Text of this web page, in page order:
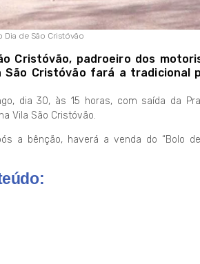
de São Cristóvão
Cristóvão, padroeiro dos
Cristóvão fará a tradicional
dia 30, às 15 horas, com saída da
Vila São Cristóvão.
a bênção, haverá a venda do “Bolo